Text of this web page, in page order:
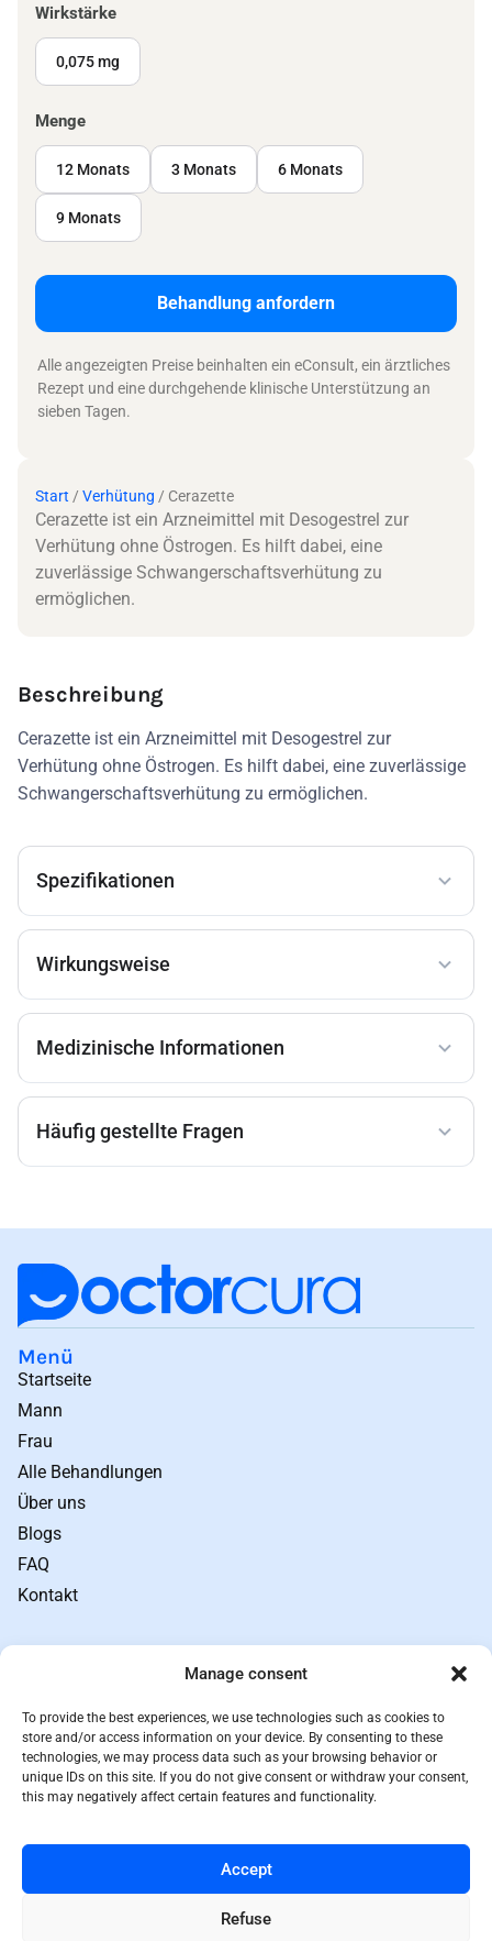
Manage consent
To provide the best experiences, we use technologies such as cookies to
store and/or access information on your device. By consenting to these
technologies, we may process data such as your browsing behavior or
unique IDs on this site. If you do not give consent or withdraw your consent,
this may negatively affect certain features and functionality.
Accept
Refuse
Wirkstärke
0,075 mg
Menge
12 Monats 3 Monats 6 Monats
9 Monats
Behandlung anfordern
Alle angezeigten Preise beinhalten ein eConsult, ein ärztliches
Rezept und eine durchgehende klinische Unterstützung an
sieben Tagen.
Start / Verhütung / Cerazette
Cerazette ist ein Arzneimittel mit Desogestrel zur
Verhütung ohne Östrogen. Es hilft dabei, eine
zuverlässige Schwangerschaftsverhütung zu
ermöglichen.
Beschreibung
Cerazette ist ein Arzneimittel mit Desogestrel zur
Verhütung ohne Östrogen. Es hilft dabei, eine zuverlässige
Schwangerschaftsverhütung zu ermöglichen.
Spezifikationen
Wirkungsweise
Medizinische Informationen
Häufig gestellte Fragen
Menü
Startseite
Mann
Frau
Alle Behandlungen
Über uns
Blogs
FAQ
Kontakt
Geschäftsbedingungen
Datenschutz
Sitemap
Rückgabebedingungen
Preisprinzip
08 550 55 433